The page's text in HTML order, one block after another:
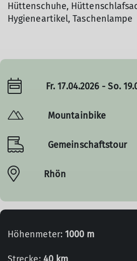
Hüttenschuhe,
Hygieneartikel, Taschenlampe
Fr. 17.04.2026 - So.
Mountainbike
Gemeinschaftstour
Rhön
Höhenmeter: 1000 m